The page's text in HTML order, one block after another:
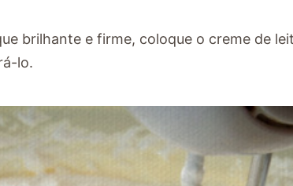
brilhante e firme, coloque o creme de
lo.